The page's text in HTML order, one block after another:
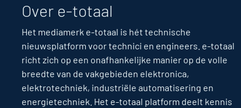
Over e-totaal
Het mediamerk e-totaal is hét technische
nieuwsplatform voor technici en engineers. e-totaal
richt zich op een onafhankelijke manier op de volle
breedte van de vakgebieden elektronica,
elektrotechniek, industriële automatisering en
energietechniek. Het e-totaal platform deelt kennis